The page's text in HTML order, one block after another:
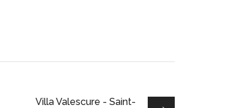
Villa Valescure - Saint-